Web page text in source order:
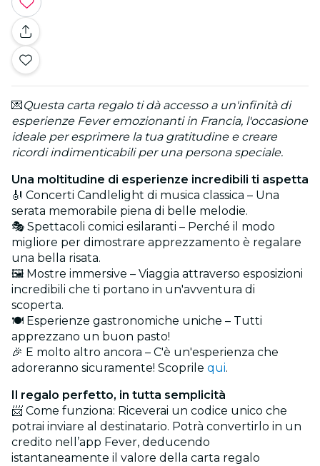
💌 Questa carta regalo ti dà accesso a un'infinità di
esperienze Fever emozionanti in Francia, l'occasione
ideale per esprimere la tua gratitudine e creare
ricordi indimenticabili per una persona speciale.
Una moltitudine di esperienze incredibili ti aspetta
🎻 Concerti Candlelight di musica classica – Una
serata memorabile piena di belle melodie.
🎭 Spettacoli comici esilaranti – Perché il modo
migliore per dimostrare apprezzamento è regalare
una bella risata.
🖼️ Mostre immersive – Viaggia attraverso esposizioni
incredibili che ti portano in un'avventura di
scoperta.
🍽️ Esperienze gastronomiche uniche – Tutti
apprezzano un buon pasto!
🎉 E molto altro ancora – C'è un'esperienza che
adoreranno sicuramente! Scoprile qui.
Il regalo perfetto, in tutta semplicità
📨 Come funziona: Riceverai un codice unico che
potrai inviare al destinatario. Potrà convertirlo in un
credito nell’app Fever, deducendo
istantaneamente il valore della carta regalo